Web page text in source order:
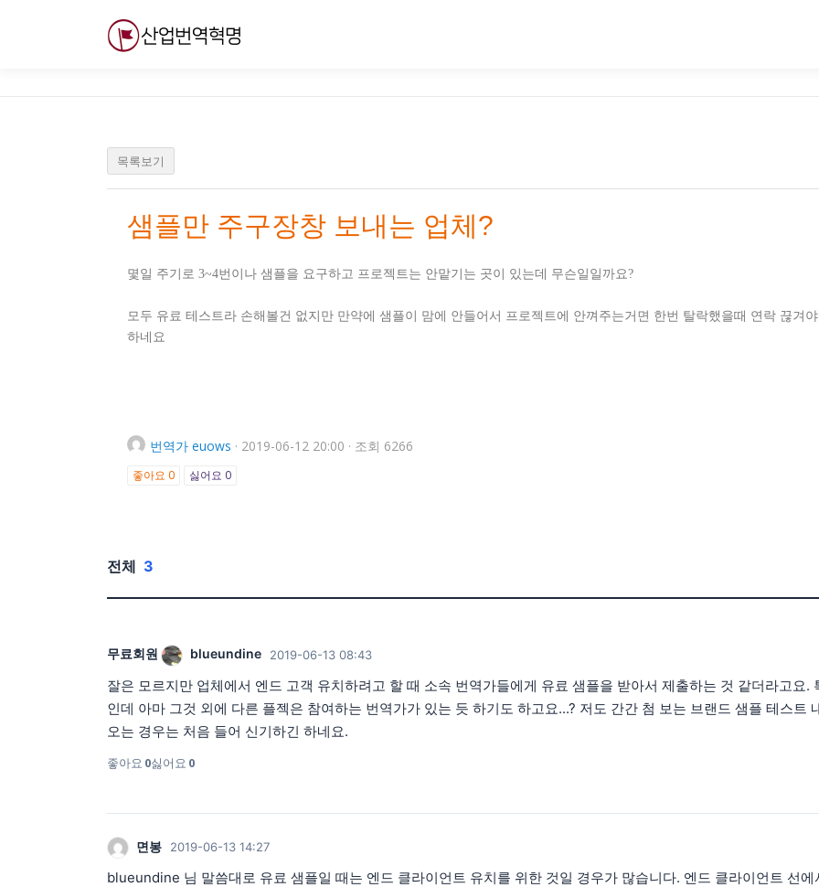
목록보기
샘플만 주구장창 보내는 업체?
몇일 주기로 3~4번이나 샘플을 요구하고 프로젝트는 안맡기는 곳이 있는데 무슨일일까요?
모두 유료 테스트라 손해볼건 없지만 만약에 샘플이 맘에 안들어서 프로젝트에 안껴주는거면 한번 탈락했을때 연락 끊겨
하네요
번역가 euows · 2019-06-12 20:00 · 조회 6266
좋아요 0 싫어요 0
전체 3
무료회원 blueundine 2019-06-13 08:43
잘은 모르지만 업체에서 엔드 고객 유치하려고 할 때 소속 번역가들에게 유료 샘플을 받아서 제출하는 것 같더라고요
인데 아마 그것 외에 다른 플젝은 참여하는 번역가가 있는 듯 하기도 하고요...? 저도 간간 첨 보는 브랜드 샘플 테스트
오는 경우는 처음 들어 신기하긴 하네요.
좋아요 0싫어요 0
면봉 2019-06-13 14:27
blueundine 님 말씀대로 유료 샘플일 때는 엔드 클라이언트 유치를 위한 것일 경우가 많습니다. 엔드 클라이언트 선